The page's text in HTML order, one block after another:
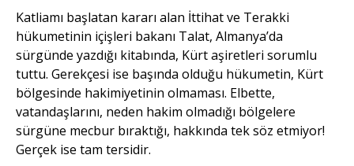
Katliamı başlatan kararı alan İttihat ve Terakki
hükumetinin içişleri bakanı Talat, Almanya’da
sürgünde yazdığı kitabında, Kürt aşiretleri sorumlu
tuttu. Gerekçesi ise başında olduğu hükumetin, Kürt
bölgesinde hakimiyetinin olmaması. Elbette,
vatandaşlarını, neden hakim olmadığı bölgelere
sürgüne mecbur bıraktığı, hakkında tek söz etmiyor!
Gerçek ise tam tersidir.